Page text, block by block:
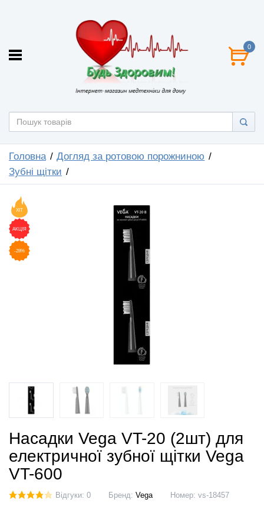
0
Головна
Догляд за ротовою порожниною
Зубні щітки
ХІТ
АКЦІЯ
-28%
Насадки Vega VT-20 (2шт) для
електричної зубної щітки Vega
VT-600
Відгуки: 0 Бренд: Vega Номер: vs-18457